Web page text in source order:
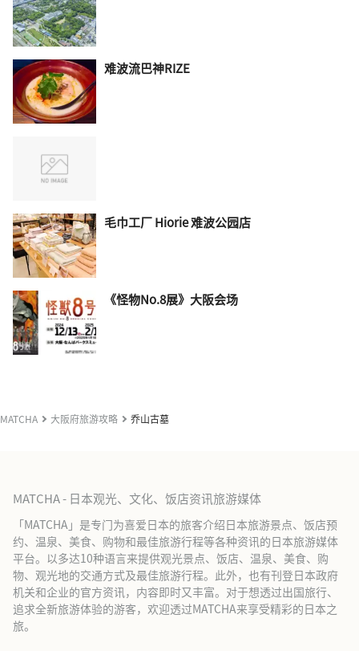
难波流巴神RIZE
毛巾工厂 Hiorie 难波公园店
《怪物No.8展》大阪会场
MATCHA 大阪府旅游攻略 乔山古墓
MATCHA - 日本观光、文化、饭店资讯旅游媒体
「MATCHA」是专门为喜爱日本的旅客介绍日本旅游景点、饭店预
约、温泉、美食、购物和最佳旅游行程等各种资讯的日本旅游媒体
平台。以多达10种语言来提供观光景点、饭店、温泉、美食、购
物、观光地的交通方式及最佳旅游行程。此外，也有刊登日本政府
机关和企业的官方资讯，内容即时又丰富。对于想透过出国旅行、
追求全新旅游体验的游客，欢迎透过MATCHA来享受精彩的日本之
旅。